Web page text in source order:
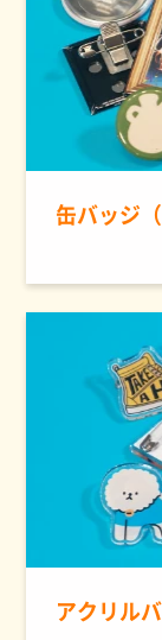
缶バッジ
アクリル